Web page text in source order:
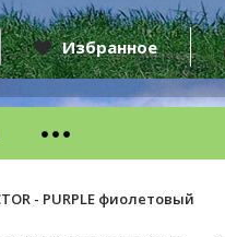
Избранное
- PURPLE фиолетовый